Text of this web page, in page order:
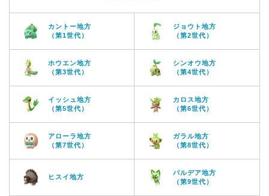
カントー地方
（第1世代）
ジョウト地方
（第2世代）
ホウエン地方
（第3世代）
シンオウ地方
（第4世代）
イッシュ地方
（第5世代）
カロス地方
（第6世代）
アローラ地方
（第7世代）
ガラル地方
（第8世代）
ヒスイ地方
パルデア地方
（第9世代）